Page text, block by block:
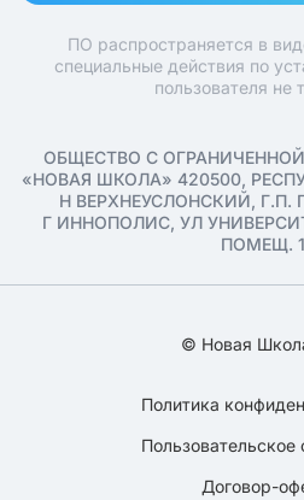
ПО распространяется в
специальные действия по
пользователя не
ОБЩЕСТВО С
«НОВАЯ ШКОЛА» 420500,
Н ВЕРХНЕУСЛОНСКИЙ,
Г ИННОПОЛИС, УЛ
ПОМЕЩ.
© Новая
Политика
Пользовательское
Договор-